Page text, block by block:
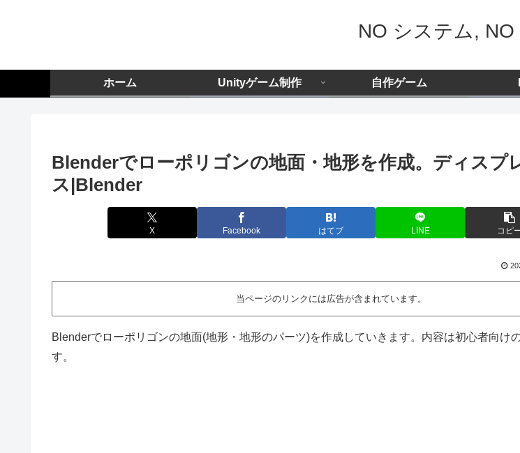
NO システム, NO
ホーム Unityゲーム制作 自作ゲーム
Blenderでローポリゴンの地面・地形を作成。ディスプ
ス|Blender
X Facebook はてブ LINE コピ
当ページのリンクには広告が含まれています。
Blenderでローポリゴンの地面(地形・地形のパーツ)を作成していきます。内容は初心者向け
す。